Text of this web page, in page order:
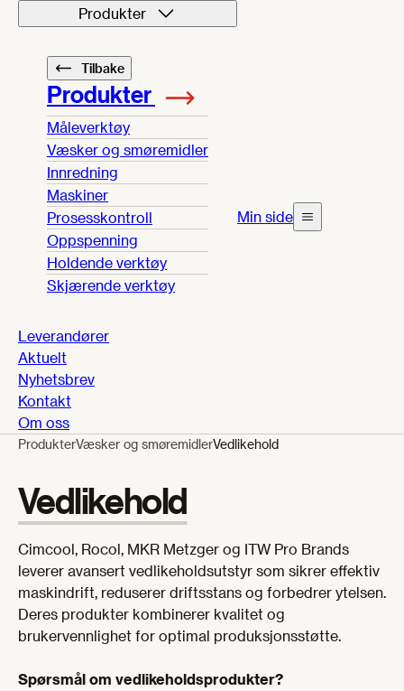
Produkter
Tilbake
Produkter
Måleverktøy
Væsker og smøremidler
Innredning
Maskiner
Prosesskontroll
Oppspenning
Holdende verktøy
Skjærende verktøy
Leverandører
Aktuelt
Nyhetsbrev
Kontakt
Om oss
Min side
ProdukterVæsker og smøremidlerVedlikehold
Vedlikehold
Cimcool, Rocol, MKR Metzger og ITW Pro Brands
leverer avansert vedlikeholdsutstyr som sikrer effektiv
maskindrift, reduserer driftsstans og forbedrer ytelsen.
Deres produkter kombinerer kvalitet og
brukervennlighet for optimal produksjonsstøtte.
Spørsmål om vedlikeholdsprodukter?